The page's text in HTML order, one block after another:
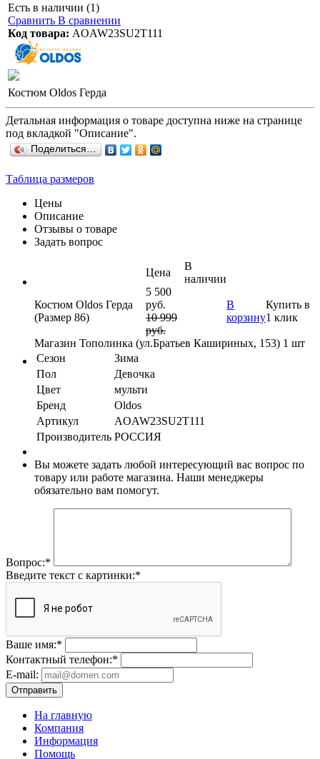
Есть в наличии (1)
Сравнить В сравнении
Код товара: AOAW23SU2T111
Костюм Oldos Герда
Детальная информация о товаре доступна ниже на странице
под вкладкой "Описание".
Поделиться…
Таблица размеров
Цены
Описание
Отзывы о товаре
Задать вопрос
Цена
В
наличии
Костюм Oldos Герда
(Размер 86)
5 500
руб.
10 999
руб.
В
корзину
Купить в
1 клик
Магазин Тополинка (ул.Братьев Кашириных, 153) 1 шт
Сезон
Зима
Пол
Девочка
Цвет
мульти
Бренд
Oldos
Артикул
AOAW23SU2T111
Производитель РОССИЯ
Вы можете задать любой интересующий вас вопрос по
товару или работе магазина. Наши менеджеры
обязательно вам помогут.
Вопрос:*
Введите текст с картинки:*
Ваше имя:*
Контактный телефон:*
E-mail:
Отправить
На главную
Компания
Информация
Помощь